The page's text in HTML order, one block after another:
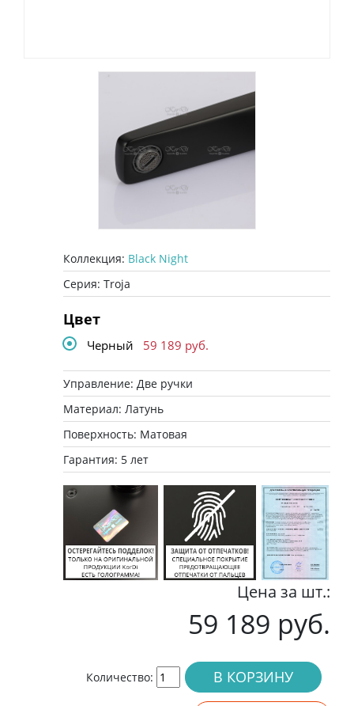
Коллекция: Black Night
Серия: Troja
Цвет
Черный 59 189 руб.
Управление: Две ручки
Материал: Латунь
Поверхность: Матовая
Гарантия: 5 лет
Цена за шт.:
59 189 руб.
Количество: В КОРЗИНУ